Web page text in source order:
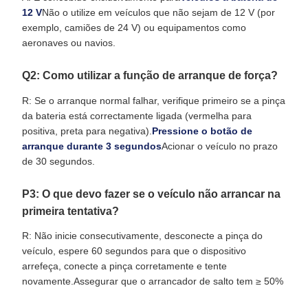
12 VNão o utilize em veículos que não sejam de 12 V (por
exemplo, camiões de 24 V) ou equipamentos como
aeronaves ou navios.
Q2: Como utilizar a função de arranque de força?
R: Se o arranque normal falhar, verifique primeiro se a pinça
da bateria está correctamente ligada (vermelha para
positiva, preta para negativa). Pressione o botão de
arranque durante 3 segundosAcionar o veículo no prazo
de 30 segundos.
P3: O que devo fazer se o veículo não arrancar na
primeira tentativa?
R: Não inicie consecutivamente, desconecte a pinça do
veículo, espere 60 segundos para que o dispositivo
arrefeça, conecte a pinça corretamente e tente
novamente.Assegurar que o arrancador de salto tem ≥ 50%